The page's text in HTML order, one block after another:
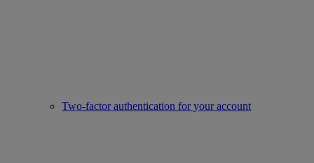
Two-factor authentication for your account